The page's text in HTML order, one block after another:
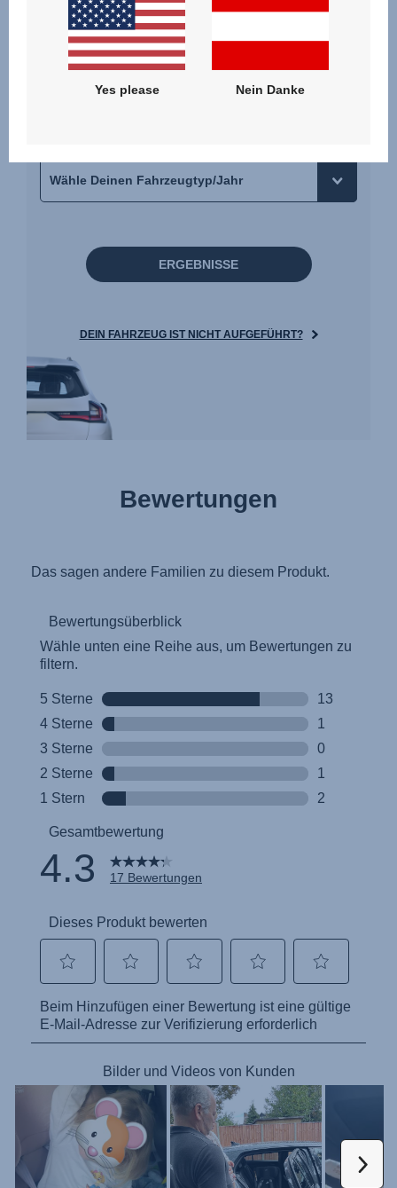
ERGEBNISSE
DEIN FAHRZEUG IST NICHT AUFGEFÜHRT?
Bewertungen
Yes please Nein Danke